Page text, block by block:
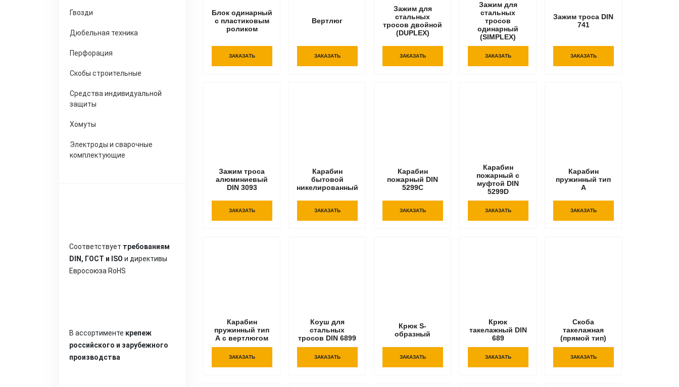
Гвозди
Дюбельная техника
Перфорация
Скобы строительные
Средства индивидуальной
защиты
Хомуты
Электроды и сварочные
комплектующие
Соответствует требованиям
DIN, ГОСТ и ISO и директивы
Евросоюза RoHS
В ассортименте крепеж
российского и зарубежного
производства
Блок одинарный
с пластиковым
роликом
ЗАКАЗАТЬ
Вертлюг
ЗАКАЗАТЬ
Зажим для
стальных
тросов двойной
(DUPLEX)
ЗАКАЗАТЬ
Зажим для
стальных
тросов
одинарный
(SIMPLEX)
ЗАКАЗАТЬ
Зажим троса DIN
741
ЗАКАЗАТЬ
Зажим троса
алюминиевый
DIN 3093
ЗАКАЗАТЬ
Карабин
бытовой
никелированный
ЗАКАЗАТЬ
Карабин
пожарный DIN
5299C
ЗАКАЗАТЬ
Карабин
пожарный с
муфтой DIN
5299D
ЗАКАЗАТЬ
Карабин
пружинный тип
А
ЗАКАЗАТЬ
Карабин
пружинный тип
А с вертлюгом
ЗАКАЗАТЬ
Коуш для
стальных
тросов DIN 6899
ЗАКАЗАТЬ
Крюк S-
образный
ЗАКАЗАТЬ
Крюк
такелажный DIN
689
ЗАКАЗАТЬ
Скоба
такелажная
(прямой тип)
ЗАКАЗАТЬ